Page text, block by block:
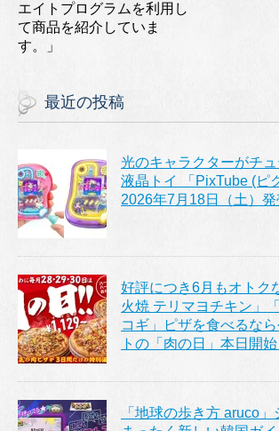
エイトプログラムを利用し
て商品を紹介していま
す。」
最近の投稿
光のキャラクターがチ
液晶トイ 「PixTube (ピ
2026年7月18日（土）発
好評につき6月もオトク
火焼 テリマヨチキン」
コギ」ピザを食べるな
トの「肉の日」本日開始
「地球の歩き方 aruco」